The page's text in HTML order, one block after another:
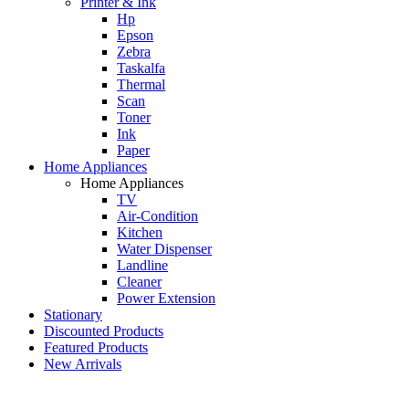
Hp
Epson
Zebra
Taskalfa
Thermal
Scan
Toner
Ink
Paper
Home Appliances
Home Appliances
TV
Air-Condition
Kitchen
Water Dispenser
Landline
Cleaner
Power Extension
Stationary
Discounted Products
Featured Products
New Arrivals